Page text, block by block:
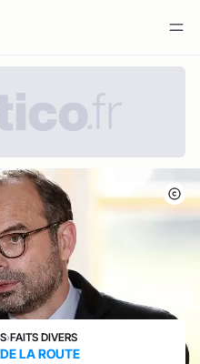
›FAITS DIVERS
LA ROUTE